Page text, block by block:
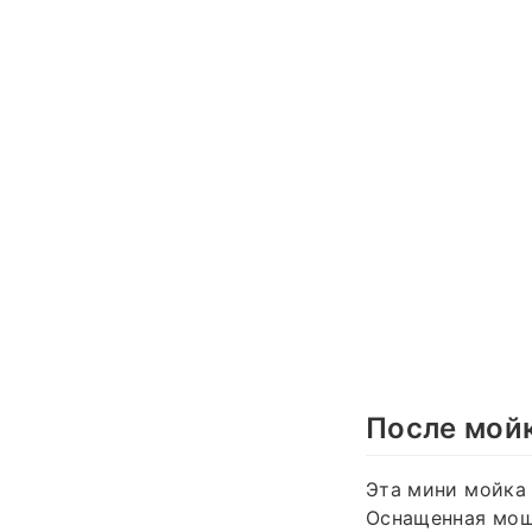
После
Эта мини мойка
Оснащенная